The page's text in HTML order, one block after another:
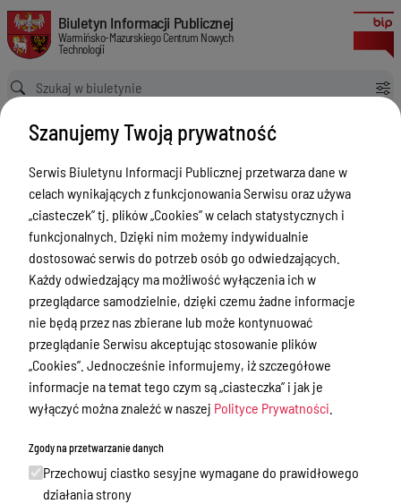
OGŁOSZENIE O SZACOWANIU WARTOŚCI ZAMÓWIENIA pt. Sprzedaż
Biuletyn Informacji Publicznej Warmińsko-Mazurskiego Centrum
Biuletyn Informacji Publicznej
Warmińsko-Mazurskiego Centrum Nowych
Technologii
Ścieżka powrotu
Strona główna
Zamówienia publiczne
OGŁOSZENIE O SZACOWANIU WARTOŚCI ZAMÓWIENIA pt. Sprzedaż wraz z dostawą kart i modułów do urządzeń telekomunikacyjnych.
Zamówienia publiczne
Menu Przedmiotowe
Statut
Akty prawne
Regulamin organizacyjny
Finanse i Majątek
Zadania wspólne
Biura
Zamówienia publiczne
Nabór
Szanujemy Twoją prywatność
Serwis Biuletynu Informacji Publicznej przetwarza dane w
celach wynikających z funkcjonowania Serwisu oraz używa
„ciasteczek” tj. plików „Cookies” w celach statystycznych i
funkcjonalnych. Dzięki nim możemy indywidualnie
dostosować serwis do potrzeb osób go odwiedzających.
Każdy odwiedzający ma możliwość wyłączenia ich w
przeglądarce samodzielnie, dzięki czemu żadne informacje
nie będą przez nas zbierane lub może kontynuować
przeglądanie Serwisu akceptując stosowanie plików
„Cookies”. Jednocześnie informujemy, iż szczegółowe
informacje na temat tego czym są „ciasteczka” i jak je
wyłączyć można znaleźć w naszej Polityce Prywatności
Zgody na przetwarzanie danych
Przechowuj ciastko sesyjne wymagane do prawidłowego
działania strony